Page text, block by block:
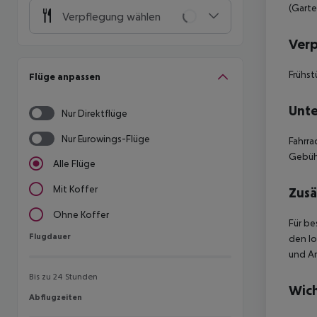
Verpflegung wählen
Flüge anpassen
Nur Direktflüge
Nur Eurowings-Flüge
Alle Flüge
Mit Koffer
Ohne Koffer
Flugdauer
Flugdauer
Bis zu 24 Stunden
Abflugzeiten
Abflugzeiten
Für
den
und